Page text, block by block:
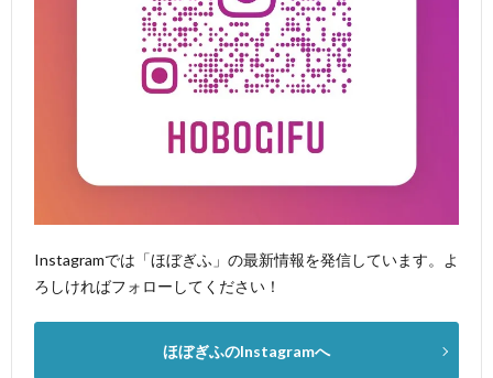
Instagramでは「ほぼぎふ」の最新情報を発信しています。よ
ろしければフォローしてください！
ほぼぎふのInstagramへ